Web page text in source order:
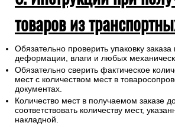
товаров из
Обязательно проверить упаковку
деформации, влаги и любых
Обязательно сверить фактическое
мест с количеством мест в
документах.
Количество мест в получаемом заказе
соответствовать количеству мест,
накладной.